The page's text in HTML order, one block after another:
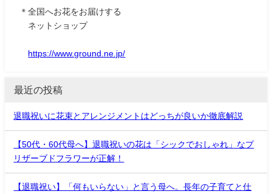
＊全国へお花をお届けする
ネットショップ
https://www.ground.ne.jp/
最近の投稿
退職祝いに花束とアレンジメントはどっちが良いか徹底解説
【50代・60代母へ】退職祝いの花は「シックでおしゃれ」なプ
リザーブドフラワーが正解！
【退職祝い】「何もいらない」と言う母へ。長年の子育てと仕